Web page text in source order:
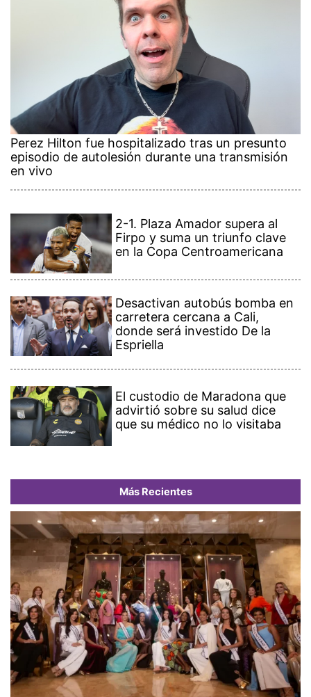
Perez Hilton fue hospitalizado tras un presunto
episodio de autolesión durante una transmisión
en vivo
2-1. Plaza Amador supera al
Firpo y suma un triunfo clave
en la Copa Centroamericana
Desactivan autobús bomba en
carretera cercana a Cali,
donde será investido De la
Espriella
El custodio de Maradona que
advirtió sobre su salud dice
que su médico no lo visitaba
Más Recientes